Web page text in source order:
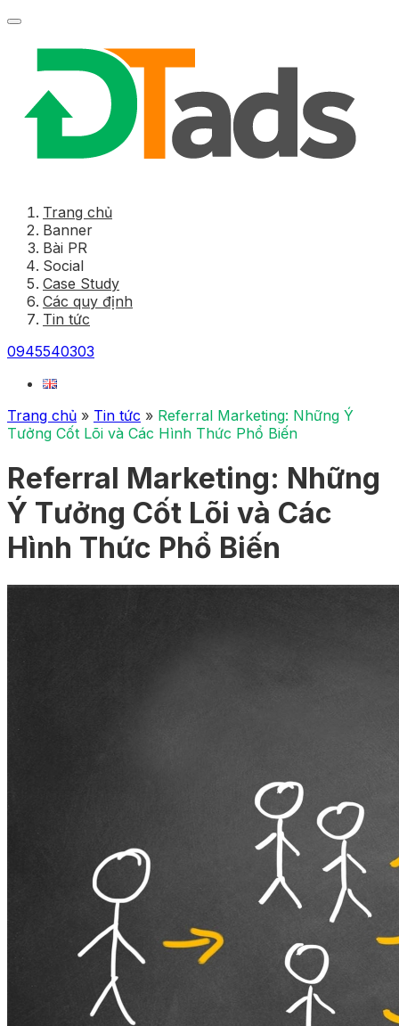
Trang chủ
Banner
Bài PR
Social
Case Study
Các quy định
Tin tức
0945540303
Trang chủ » Tin tức » Referral Marketing: Những Ý
Tưởng Cốt Lõi và Các Hình Thức Phổ Biến
Referral Marketing: Những
Ý Tưởng Cốt Lõi và Các
Hình Thức Phổ Biến